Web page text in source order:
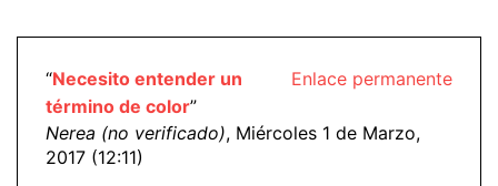
Enlace permanente
“Necesito entender un
término de color”
Nerea (no verificado), Miércoles 1 de Marzo,
2017 (12:11)